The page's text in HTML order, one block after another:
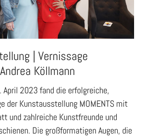
| Vernissage
Köllmann
2023 fand die erfolgreiche,
der Kunstausstellung MOMENTS mit
und zahlreiche Kunstfreunde und
Die großformatigen Augen, die